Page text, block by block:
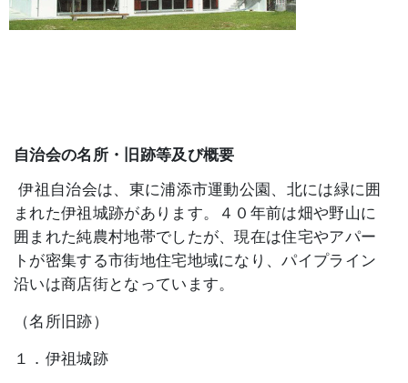
自治会の名所・旧跡等及び概要
伊祖自治会は、東に浦添市運動公園、北には緑に囲
まれた伊祖城跡があります。４０年前は畑や野山に
囲まれた純農村地帯でしたが、現在は住宅やアパー
トが密集する市街地住宅地域になり、パイプライン
沿いは商店街となっています。
（名所旧跡）
１．伊祖城跡